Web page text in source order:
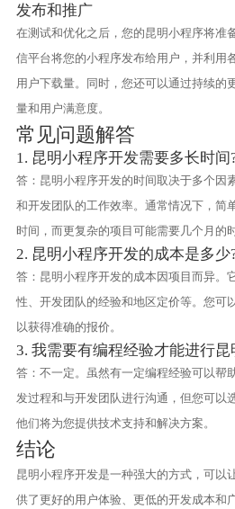
发布和推广
在测试和优化之后，您的昆明小程序将准
信平台将您的小程序发布给用户，并利用
用户下载量。同时，您还可以通过持续的
量和用户满意度。
常见问题解答
1. 昆明小程序开发需要多长时间
答：昆明小程序开发的时间取决于多个因
和开发团队的工作效率。通常情况下，简
时间，而更复杂的项目可能需要几个月的时
2. 昆明小程序开发的成本是多少
答：昆明小程序开发的成本因项目而异。
性、开发团队的经验和地区定价等。您可
以获得准确的报价。
3. 我需要有编程经验才能进行
答：不一定。虽然有一定编程经验可以帮
发过程和与开发团队进行沟通，但您可以
他们将为您提供技术支持和解决方案。
结论
昆明小程序开发是一种强大的方式，可以
供了更好的用户体验、更低的开发成本和